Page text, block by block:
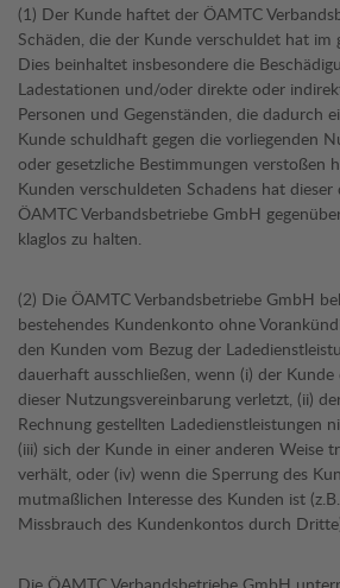
(1) Der Kunde haftet der ÖAMTC
Schäden, die der Kunde verschuldet hat im
Dies beinhaltet insbesondere die
Ladestationen und/oder direkte oder
Personen und Gegenständen, die dadurch
Kunde schuldhaft gegen die vorliegenden
oder gesetzliche Bestimmungen verstoßen
Kunden verschuldeten Schadens hat
ÖAMTC Verbandsbetriebe GmbH
klaglos zu halten.
(2) Die ÖAMTC Verbandsbetriebe GmbH
bestehendes Kundenkonto ohne
den Kunden vom Bezug der
dauerhaft ausschließen, wenn (i) der
dieser Nutzungsvereinbarung verletzt, (ii)
Rechnung gestellten Ladedienstleistungen
(iii) sich der Kunde in einer anderen Weise
verhält, oder (iv) wenn die Sperrung des
mutmaßlichen Interesse des Kunden ist
Missbrauch des Kundenkontos durch
Die ÖAMTC Verbandsbetriebe GmbH